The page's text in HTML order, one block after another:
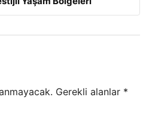
Gerekli alanlar *